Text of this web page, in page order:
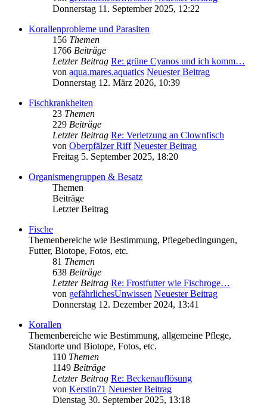
Donnerstag 11. September 2025, 12:22
Korallenprobleme und Parasiten
156 Themen
1766 Beiträge
Letzter Beitrag Re: grüne Cyanos und ich komm…
von aqua.mares.aquatics Neuester Beitrag
Donnerstag 12. März 2026, 10:39
Fischkrankheiten
23 Themen
229 Beiträge
Letzter Beitrag Re: Verletzung an Clownfisch
von Oberpfälzer Riff Neuester Beitrag
Freitag 5. September 2025, 18:20
Organismengruppen & Besatz
Themen
Beiträge
Letzter Beitrag
Fische
Themenbereiche wie Bestimmung, Pflegebedingungen,
Futter, Biotope, Fotos, etc.
81 Themen
638 Beiträge
Letzter Beitrag Re: Frostfutter wie Fischroge…
von gefährlichesUnwissen Neuester Beitrag
Donnerstag 12. Dezember 2024, 13:41
Korallen
Themenbereiche wie Bestimmung, allgemeine Pflege,
Standorte und Biotope, Fotos, etc.
110 Themen
1149 Beiträge
Letzter Beitrag Re: Beckenauflösung
von Kerstin71 Neuester Beitrag
Dienstag 30. September 2025, 13:18